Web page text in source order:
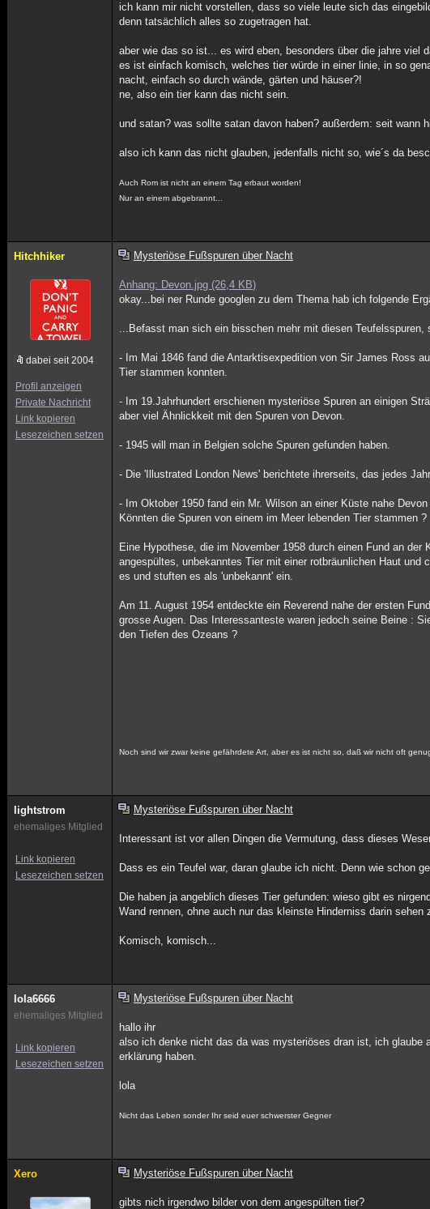
ich kann mir nicht vorstellen, dass so viele leute sich das
denn tatsächlich alles so zugetragen hat.
aber wie das so ist... es wird eben, besonders über die jahre viel
es ist einfach komisch, welches tier würde in einer linie, in so
nacht, einfach so durch wände, gärten und häuser?!
ne, also ein tier kann das nicht sein.
und satan? was sollte satan davon haben? außerdem: seit wann
also ich kann das nicht glauben, jedenfalls nicht so, wie´s da
Auch Rom ist nicht an einem Tag erbaut worden!
Nur an einem abgebrannt...
Hitchhiker
dabei seit 2004
Profil anzeigen
Private Nachricht
Link kopieren
Lesezeichen setzen
Mysteriöse Fußspuren über Nacht
Anhang: Devon.jpg (26,4 KB)
okay...bei ner Runde googlen zu dem Thema hab ich folgende
...Befasst man sich ein bisschen mehr mit diesen
- Im Mai 1846 fand die Antarktisexpedition von Sir James Ross
Tier stammen konnten.
- Im 19.Jahrhundert erschienen mysteriöse Spuren an einigen
aber viel Ähnlickkeit mit den Spuren von Devon.
- 1945 will man in Belgien solche Spuren gefunden haben.
- Die 'Illustrated London News' berichtete ihrerseits, das jedes
- Im Oktober 1950 fand ein Mr. Wilson an einer Küste nahe
Könnten die Spuren von einem im Meer lebenden Tier stammen ?
Eine Hypothese, die im November 1958 durch einen Fund an
angespültes, unbekanntes Tier mit einer rotbräunlichen Haut und
es und stuften es als 'unbekannt' ein.
Am 11. August 1954 entdeckte ein Reverend nahe der ersten
grosse Augen. Das Interessanteste waren jedoch seine Beine :
den Tiefen des Ozeans ?
Noch sind wir zwar keine gefährdete Art, aber es ist nicht so, daß wir nicht oft
lightstrom
ehemaliges Mitglied
Link kopieren
Lesezeichen setzen
Mysteriöse Fußspuren über Nacht
Interessant ist vor allen Dingen die Vermutung, dass dieses
Dass es ein Teufel war, daran glaube ich nicht. Denn wie schon
Die haben ja angeblich dieses Tier gefunden: wieso gibt es
Wand rennen, ohne auch nur das kleinste Hinderniss darin sehen
Komisch, komisch...
lola6666
ehemaliges Mitglied
Link kopieren
Lesezeichen setzen
Mysteriöse Fußspuren über Nacht
hallo ihr
also ich denke nicht das da was mysteriöses dran ist, ich glaube
erklärung haben.
lola
Nicht das Leben sonder Ihr seid euer schwerster Gegner
Xero Mysteriöse Fußspuren über Nacht
gibts nich irgendwo bilder von dem angespülten tier?